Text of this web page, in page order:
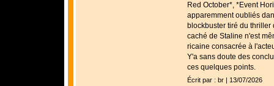
Red October*, *Event
apparemment oubliés
blockbuster tiré du thriller
caché de Staline n'est
ricaine consacrée à
Y'a sans doute des
ces quelques points.
Écrit par : br | 13/07/2026